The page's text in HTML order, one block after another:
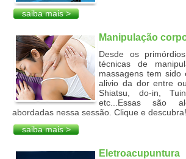
saiba mais >
Manipulação
Desde os
técnicas de
massagens tem sido
alivio da dor entre
Shiatsu, do-in,
etc...Essas são
abordadas nessa sessão. Clique e descubra!
saiba mais >
Eletroacupuntura